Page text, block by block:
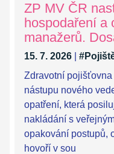
ZP MV ČR
hospodaření a
manažerů.
15. 7. 2026
Zdravotní
nástupu nového
opatření, která
nakládání s
opakování postupů,
hovoří v sou